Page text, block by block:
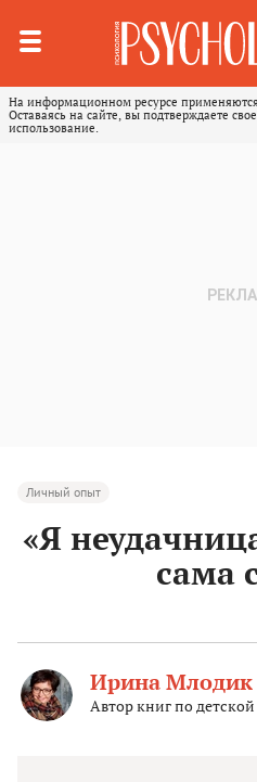
На информационном ресурсе
Оставаясь на сайте, вы подтверждаете свое
использование.
Личный опыт
«Я
сама
Ирина Млодик
Автор книг по